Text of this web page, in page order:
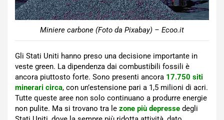
Miniere carbone (Foto da Pixabay) – Ecoo.it
Gli Stati Uniti hanno preso una decisione importante in
veste green. La dipendenza dai combustibili fossili è
ancora piuttosto forte. Sono presenti ancora 17.750 siti
minerari circa, con un’estensione pari a 1,5 milioni di acri.
Tutte queste aree non solo continuano a produrre energie
non pulite. Ma si trovano tra le zone più depresse degli